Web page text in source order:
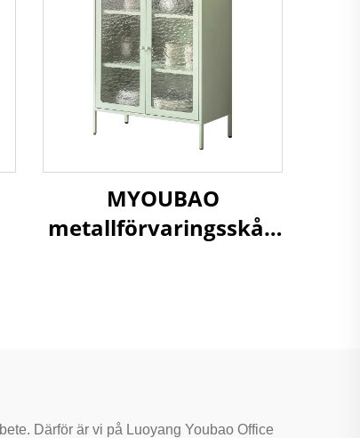
MYOUBAO
metallförvaringsskåp
Därför är vi på Luoyang Youbao Office